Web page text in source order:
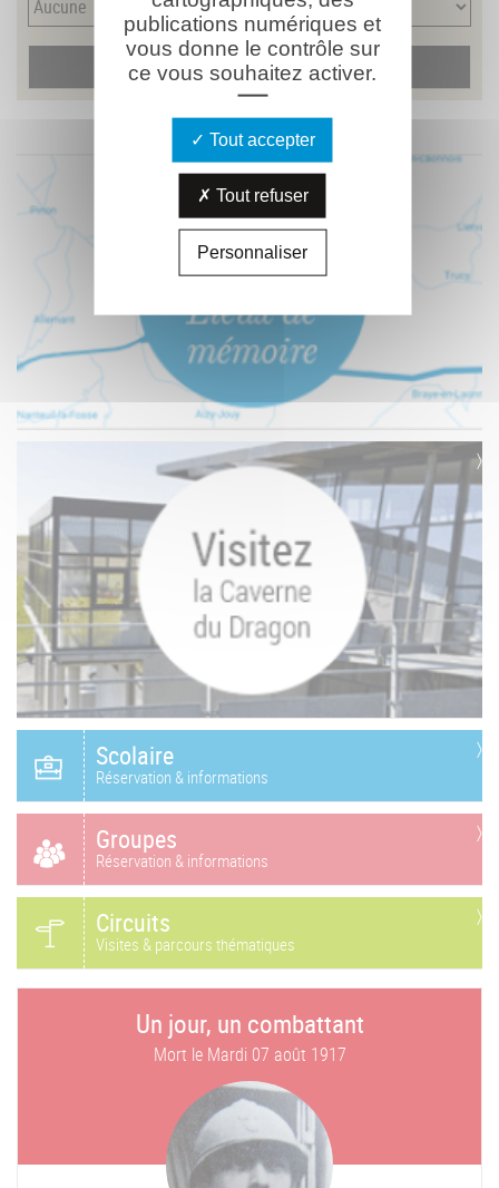
Scolaire
Réservation & informations
Groupes
Réservation & informations
Circuits
Visites & parcours thématiques
Un jour, un combattant
Mort le Mardi 07 août 1917
publications numériques et
vous donne le contrôle sur
ce vous souhaitez activer.
Tout accepter
Tout refuser
Personnaliser